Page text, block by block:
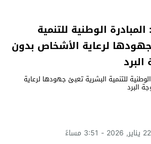
الوطنية للتنمية
لرعاية الأشخاص بدون